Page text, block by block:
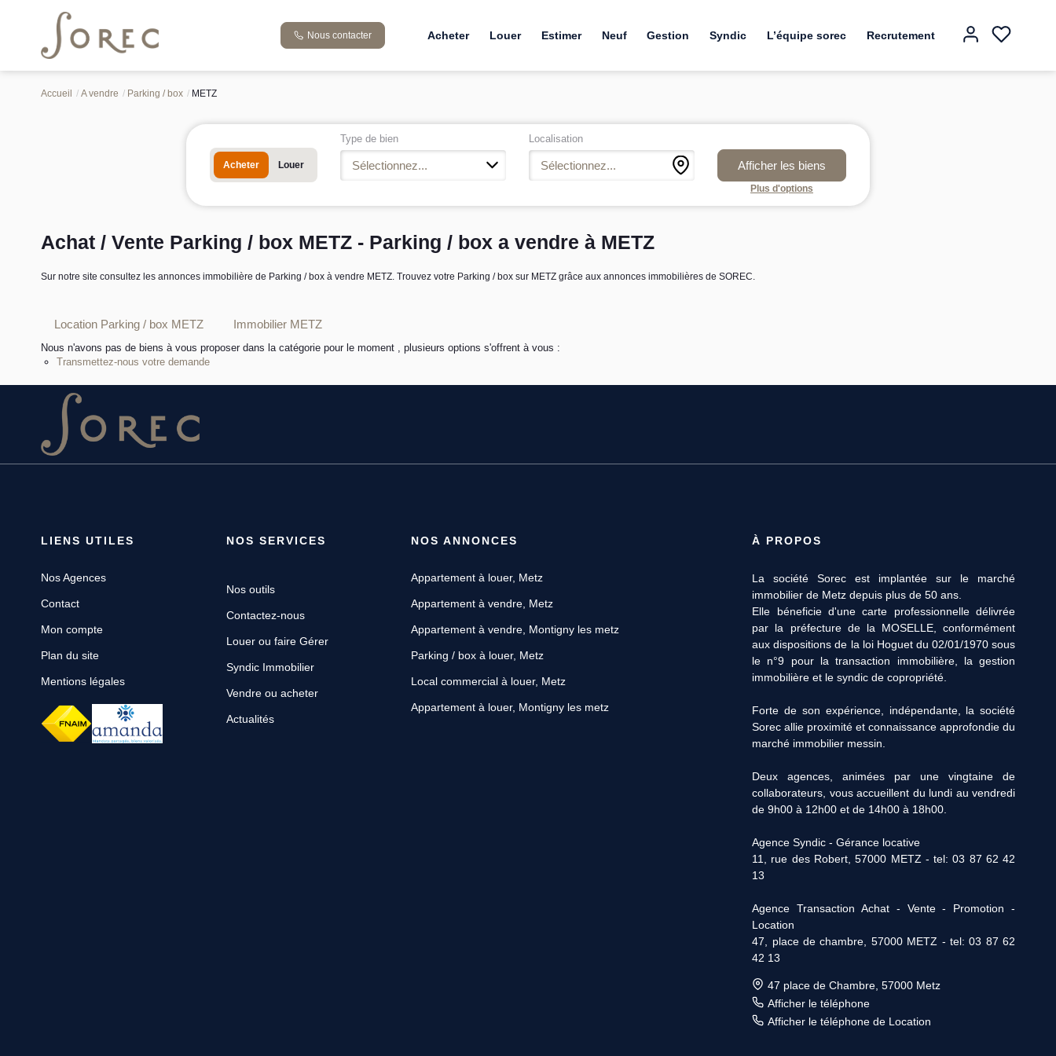
Nous contacter Acheter Louer Estimer Neuf Gestion Syndic L’équipe sorec Recrutement
Accueil A vendre Parking / box METZ
Acheter Louer
Type de bien
Sélectionnez...
Localisation
Sélectionnez...
Plus d'options
Achat / Vente Parking / box METZ - Parking / box a vendre à METZ
Sur notre site consultez les annonces immobilière de Parking / box à vendre METZ. Trouvez votre Parking / box sur METZ grâce aux annonces immobilières de SOREC.
Location Parking / box METZ Immobilier METZ
Nous n'avons pas de biens à vous proposer dans la catégorie pour le moment , plusieurs options s'offrent à vous :
Transmettez-nous votre demande
LIENS UTILES
Nos Agences
Contact
Mon compte
Plan du site
Mentions légales
NOS SERVICES
Nos outils
Contactez-nous
Louer ou faire Gérer
Syndic Immobilier
Vendre ou acheter
Actualités
NOS ANNONCES
Appartement à louer, Metz
Appartement à vendre, Metz
Appartement à vendre, Montigny les metz
Parking / box à louer, Metz
Local commercial à louer, Metz
Appartement à louer, Montigny les metz
À PROPOS
La société Sorec est implantée sur le marché
immobilier de Metz depuis plus de 50 ans.
Elle béneficie d'une carte professionnelle délivrée
par la préfecture de la MOSELLE, conformément
aux dispositions de la loi Hoguet du 02/01/1970 sous
le n°9 pour la transaction immobilière, la gestion
immobilière et le syndic de copropriété.
Forte de son expérience, indépendante, la société
Sorec allie proximité et connaissance approfondie du
marché immobilier messin.
Deux agences, animées par une vingtaine de
collaborateurs, vous accueillent du lundi au vendredi
de 9h00 à 12h00 et de 14h00 à 18h00.
Agence Syndic - Gérance locative
11, rue des Robert, 57000 METZ - tel: 03 87 62 42
13
Agence Transaction Achat - Vente - Promotion -
Location
47, place de chambre, 57000 METZ - tel: 03 87 62
42 13
47 place de Chambre, 57000 Metz
Afficher le téléphone
Afficher le téléphone de Location